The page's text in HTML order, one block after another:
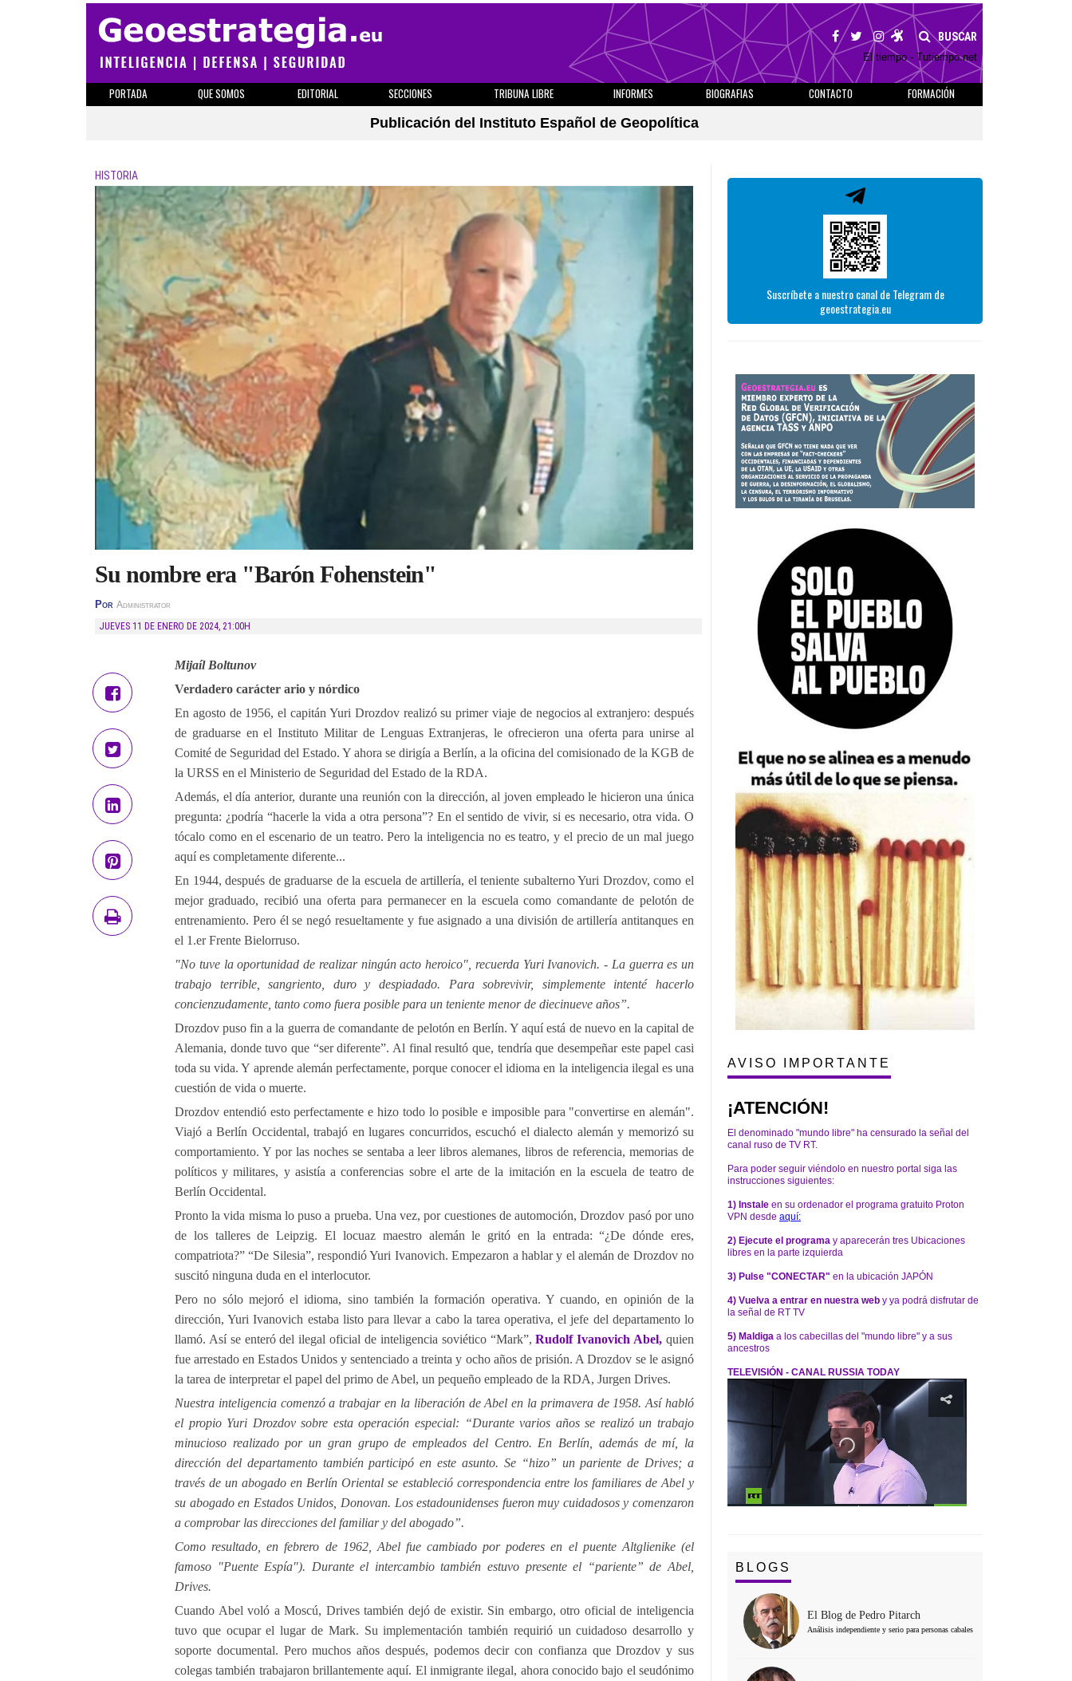
BUSCAR
El tiempo - Tutiempo.net
PORTADA QUE SOMOS EDITORIAL SECCIONES TRIBUNA LIBRE INFORMES BIOGRAFIAS CONTACTO
FORMACIÓN
Publicación del Instituto Español de Geopolítica
HISTORIA
Su nombre era "Barón Fohenstein"
Por Administrator
JUEVES 11 DE ENERO DE 2024, 21:00H
Mijaíl Boltunov
Verdadero carácter ario y nórdico
En agosto de 1956, el capitán Yuri Drozdov realizó su primer viaje de negocios al extranjero: después
de graduarse en el Instituto Militar de Lenguas Extranjeras, le ofrecieron una oferta para unirse al
Comité de Seguridad del Estado. Y ahora se dirigía a Berlín, a la oficina del comisionado de la KGB de
la URSS en el Ministerio de Seguridad del Estado de la RDA.
Además, el día anterior, durante una reunión con la dirección, al joven empleado le hicieron una única
pregunta: ¿podría “hacerle la vida a otra persona”? En el sentido de vivir, si es necesario, otra vida. O
tócalo como en el escenario de un teatro. Pero la inteligencia no es teatro, y el precio de un mal juego
aquí es completamente diferente...
En 1944, después de graduarse de la escuela de artillería, el teniente subalterno Yuri Drozdov, como el
mejor graduado, recibió una oferta para permanecer en la escuela como comandante de pelotón de
entrenamiento. Pero él se negó resueltamente y fue asignado a una división de artillería antitanques en
el 1.er Frente Bielorruso.
"No tuve la oportunidad de realizar ningún acto heroico", recuerda Yuri Ivanovich. - La guerra es un
trabajo terrible, sangriento, duro y despiadado. Para sobrevivir, simplemente intenté hacerlo
concienzudamente, tanto como fuera posible para un teniente menor de diecinueve años”.
Drozdov puso fin a la guerra de comandante de pelotón en Berlín. Y aquí está de nuevo en la capital de
Alemania, donde tuvo que “ser diferente”. Al final resultó que, tendría que desempeñar este papel casi
toda su vida. Y aprende alemán perfectamente, porque conocer el idioma en la inteligencia ilegal es una
cuestión de vida o muerte.
Drozdov entendió esto perfectamente e hizo todo lo posible e imposible para "convertirse en alemán".
Viajó a Berlín Occidental, trabajó en lugares concurridos, escuchó el dialecto alemán y memorizó su
comportamiento. Y por las noches se sentaba a leer libros alemanes, libros de referencia, memorias de
políticos y militares, y asistía a conferencias sobre el arte de la imitación en la escuela de teatro de
Berlín Occidental.
Pronto la vida misma lo puso a prueba. Una vez, por cuestiones de automoción, Drozdov pasó por uno
de los talleres de Leipzig. El locuaz maestro alemán le gritó en la entrada: “¿De dónde eres,
compatriota?” “De Silesia”, respondió Yuri Ivanovich. Empezaron a hablar y el alemán de Drozdov no
suscitó ninguna duda en el interlocutor.
Pero no sólo mejoró el idioma, sino también la formación operativa. Y cuando, en opinión de la
dirección, Yuri Ivanovich estaba listo para llevar a cabo la tarea operativa, el jefe del departamento lo
llamó. Así se enteró del ilegal oficial de inteligencia soviético “Mark”,Rudolf Ivanovich Abel, quien
fue arrestado en Estados Unidos y sentenciado a treinta y ocho años de prisión. A Drozdov se le asignó
la tarea de interpretar el papel del primo de Abel, un pequeño empleado de la RDA, Jurgen Drives.
Nuestra inteligencia comenzó a trabajar en la liberación de Abel en la primavera de 1958. Así habló
el propio Yuri Drozdov sobre esta operación especial: “Durante varios años se realizó un trabajo
minucioso realizado por un gran grupo de empleados del Centro. En Berlín, además de mí, la
dirección del departamento también participó en este asunto. Se “hizo” un pariente de Drives; a
través de un abogado en Berlín Oriental se estableció correspondencia entre los familiares de Abel y
su abogado en Estados Unidos, Donovan. Los estadounidenses fueron muy cuidadosos y comenzaron
a comprobar las direcciones del familiar y del abogado”.
Como resultado, en febrero de 1962, Abel fue cambiado por poderes en el puente Altglienike (el
famoso "Puente Espía"). Durante el intercambio también estuvo presente el “pariente” de Abel,
Drives.
Cuando Abel voló a Moscú, Drives también dejó de existir. Sin embargo, otro oficial de inteligencia
tuvo que ocupar el lugar de Mark. Su implementación también requirió un cuidadoso desarrollo y
soporte documental. Pero muchos años después, podemos decir con confianza que Drozdov y sus
colegas también trabajaron brillantemente aquí. El inmigrante ilegal, ahora conocido bajo el seudónimo
Suscríbete a nuestro canal de Telegram de
geoestrategia.eu
AVISO IMPORTANTE
¡ATENCIÓN!
El denominado "mundo libre" ha censurado la señal del
canal ruso de TV RT.
Para poder seguir viéndolo en nuestro portal siga las
instrucciones siguientes:
1) Instale en su ordenador el programa gratuito Proton
VPN desde aquí:
2) Ejecute el programa y aparecerán tres Ubicaciones
libres en la parte izquierda
3) Pulse "CONECTAR" en la ubicación JAPÓN
4) Vuelva a entrar en nuestra web y ya podrá disfrutar de
la señal de RT TV
5) Maldiga a los cabecillas del "mundo libre" y a sus
ancestros
TELEVISIÓN - CANAL RUSSIA TODAY
BLOGS
El Blog de Pedro Pitarch
Análisis independiente y serio para personas cabales